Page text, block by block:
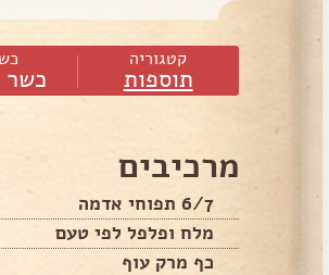
קטגוריה
תוספות כשר
מרכיבים
6/7 תפוחי אדמה
מלח ופלפל לפי טעם
כף מרק עוף